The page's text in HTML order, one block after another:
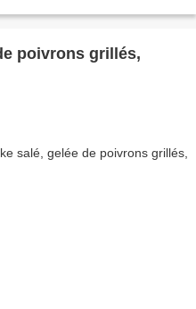
poivrons grillés,